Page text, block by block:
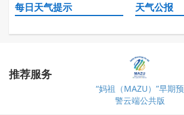
每日天气提示 天气公报
推荐服务
“妈祖（MAZU）”早期预
警云端公共版